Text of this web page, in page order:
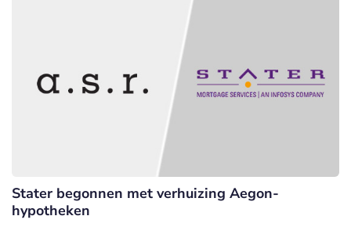
Stater begonnen met verhuizing Aegon-
hypotheken